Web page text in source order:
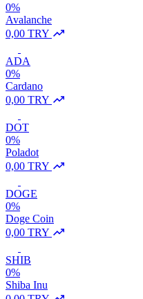
0%
Avalanche
0,00 TRY
ADA
0%
Cardano
0,00 TRY
DOT
0%
Poladot
0,00 TRY
DOGE
0%
Doge Coin
0,00 TRY
SHIB
0%
Shiba Inu